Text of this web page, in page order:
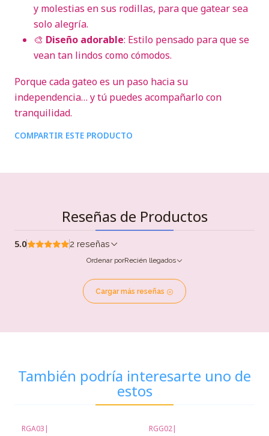
y molestias en sus rodillas, para que gatear sea
solo alegría.
🎨 Diseño adorable: Estilo pensado para que se
vean tan lindos como cómodos.
Porque cada gateo es un paso hacia su
independencia… y tú puedes acompañarlo con
tranquilidad.
COMPARTIR ESTE PRODUCTO
Reseñas de Productos
5.0 2 reseñas
Ordenar porRecién llegados
Cargar más reseñas
También podría interesarte uno de
estos
RGA03 | RGG02|